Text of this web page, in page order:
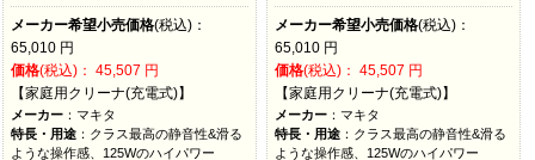
メーカー希望小売価格(税込)：
65,010 円
価格(税込)：45,507 円
【家庭用クリーナ(充電式)】
メーカー ：マキタ
特長・用途 ：クラス最高の静音性&滑る
ような操作感、125Wのハイパワー
メーカー希望小売価格(税込)：
65,010 円
価格(税込)：45,507 円
【家庭用クリーナ(充電式)】
メーカー ：マキタ
特長・用途 ：クラス最高の静音性&滑る
ような操作感、125Wのハイパワー